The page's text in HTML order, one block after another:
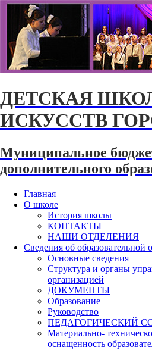
ДЕТСКАЯ
ИСКУССТВ
Муниципальное
дополнительного
Главная
О школе
История школы
КОНТАКТЫ
НАШИ ОТДЕЛЕНИЯ
Сведения об образовательной
Основные сведения
Структура и органы
организацией
ДОКУМЕНТЫ
Образование
Руководство
ПЕДАГОГИЧЕСКИЙ
Материально-
оснащенность